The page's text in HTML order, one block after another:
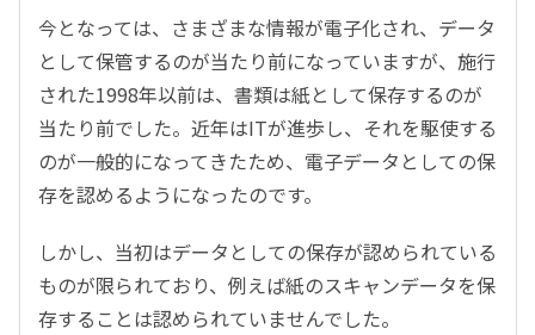
今となっては、さまざまな情報が電子化され、データ
として保管するのが当たり前になっていますが、施行
された1998年以前は、書類は紙として保存するのが
当たり前でした。近年はITが進歩し、それを駆使する
のが一般的になってきたため、電子データとしての保
存を認めるようになったのです。
しかし、当初はデータとしての保存が認められている
ものが限られており、例えば紙のスキャンデータを保
存することは認められていませんでした。